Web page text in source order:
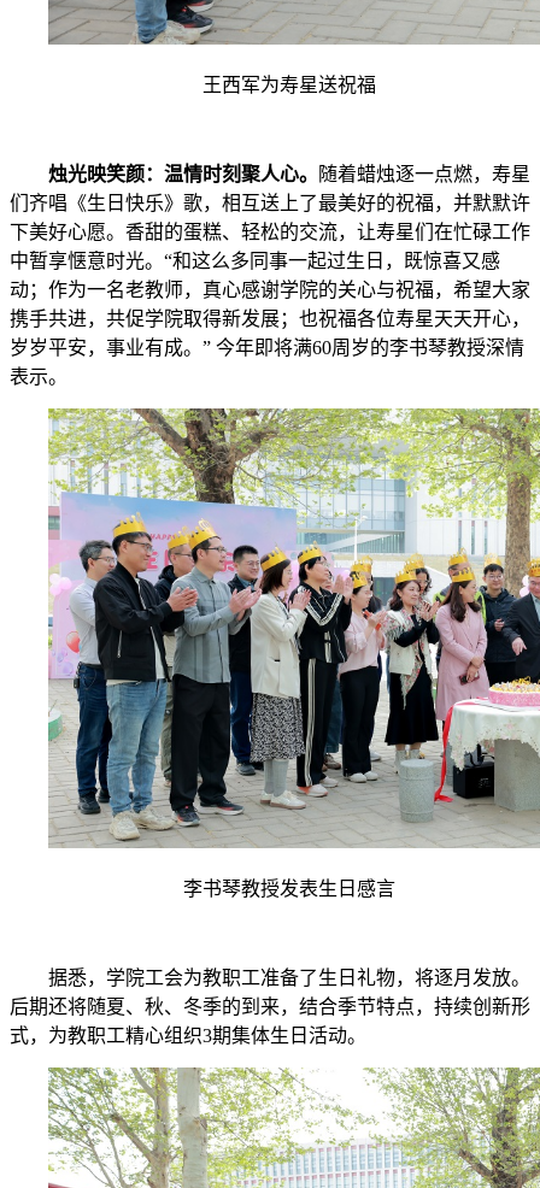
王西军为寿星送祝福
烛光映笑颜：温情时刻聚人心。
随着蜡烛逐一点燃，寿星
们齐唱《生日快乐》歌，相互送上了最美好的祝福，并默默许
下美好心愿。香甜的蛋糕、轻松的交流，让寿星们在忙碌工作
中暂享惬意时光。“和这么多同事一起过生日，既惊喜又感
动；作为一名老教师，真心感谢学院的关心与祝福，希望大家
携手共进，共促学院取得新发展；也祝福各位寿星天天开心，
岁岁平安，事业有成。” 今年即将满60周岁的李书琴教授深情
表示。
李书琴教授发表生日感言
据悉，学院工会为教职工准备了生日礼物，将逐月发放。
后期还将随夏、秋、冬季的到来，结合季节特点，持续创新形
式，为教职工精心组织3期集体生日活动。